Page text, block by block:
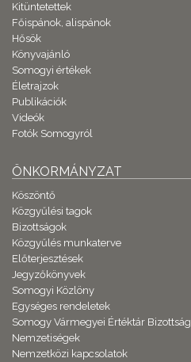
Kitüntetettek
Főispánok, alispánok
Hősök
Könyvajánló
Somogyi értékek
Életrajzok
Publikációk
Videók
Fotók Somogyról
ÖNKORMÁNYZAT
Köszöntő
Közgyűlési tagok
Bizottságok
Közgyűlés munkaterve
Előterjesztések
Jegyzőkönyvek
Somogyi Közlöny
Egységes rendeletek
Somogy Vármegyei Értéktár Bizottság
Nemzetiségek
Nemzetközi kapcsolatok